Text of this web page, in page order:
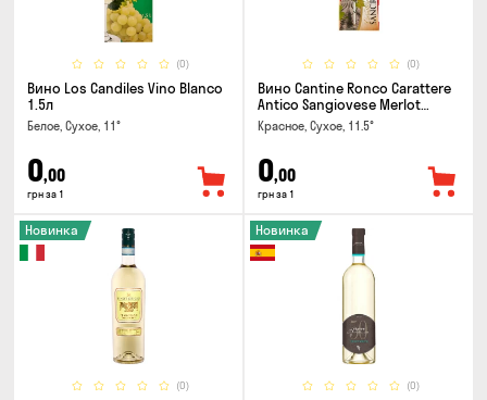
(0)
Вино Los Candiles Vino Blanco
1.5л
Белое, Сухое, 11°
0,00
грн за 1
(0)
Вино Cantine Ronco Carattere
Antico Sangiovese Merlot
Rubicone IGT 0.25л
Красное, Сухое, 11.5°
0,00
грн за 1
(0)
Новинка
(0)
Новинка